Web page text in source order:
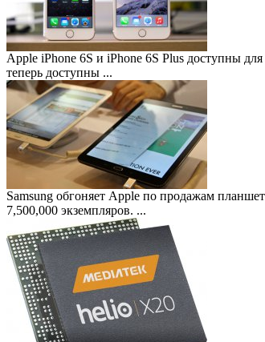
Apple iPhone 6S и iPhone 6S Plus доступны для
теперь доступны ...
Samsung обгоняет Apple по продажам
7,500,000 экземпляров. ...